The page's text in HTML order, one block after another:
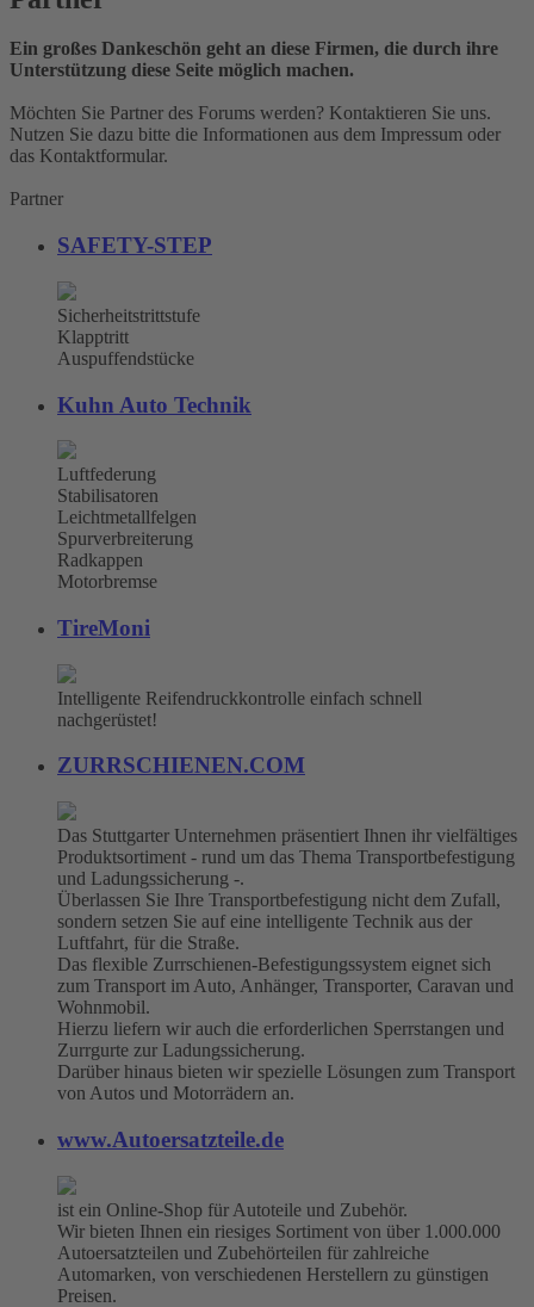
Ein großes Dankeschön geht an diese Firmen, die durch ihre
Unterstützung diese Seite möglich machen.
Möchten Sie Partner des Forums werden? Kontaktieren Sie uns.
Nutzen Sie dazu bitte die Informationen aus dem Impressum oder
das Kontaktformular.
Partner
SAFETY-STEP
Sicherheitstrittstufe
Klapptritt
Auspuffendstücke
Kuhn Auto Technik
Luftfederung
Stabilisatoren
Leichtmetallfelgen
Spurverbreiterung
Radkappen
Motorbremse
TireMoni
Intelligente Reifendruckkontrolle einfach schnell
nachgerüstet!
ZURRSCHIENEN.COM
Das Stuttgarter Unternehmen präsentiert Ihnen ihr vielfältiges
Produktsortiment - rund um das Thema Transportbefestigung
und Ladungssicherung -.
Überlassen Sie Ihre Transportbefestigung nicht dem Zufall,
sondern setzen Sie auf eine intelligente Technik aus der
Luftfahrt, für die Straße.
Das flexible Zurrschienen-Befestigungssystem eignet sich
zum Transport im Auto, Anhänger, Transporter, Caravan und
Wohnmobil.
Hierzu liefern wir auch die erforderlichen Sperrstangen und
Zurrgurte zur Ladungssicherung.
Darüber hinaus bieten wir spezielle Lösungen zum Transport
von Autos und Motorrädern an.
www.Autoersatzteile.de
ist ein Online-Shop für Autoteile und Zubehör.
Wir bieten Ihnen ein riesiges Sortiment von über 1.000.000
Autoersatzteilen und Zubehörteilen für zahlreiche
Automarken, von verschiedenen Herstellern zu günstigen
Preisen.